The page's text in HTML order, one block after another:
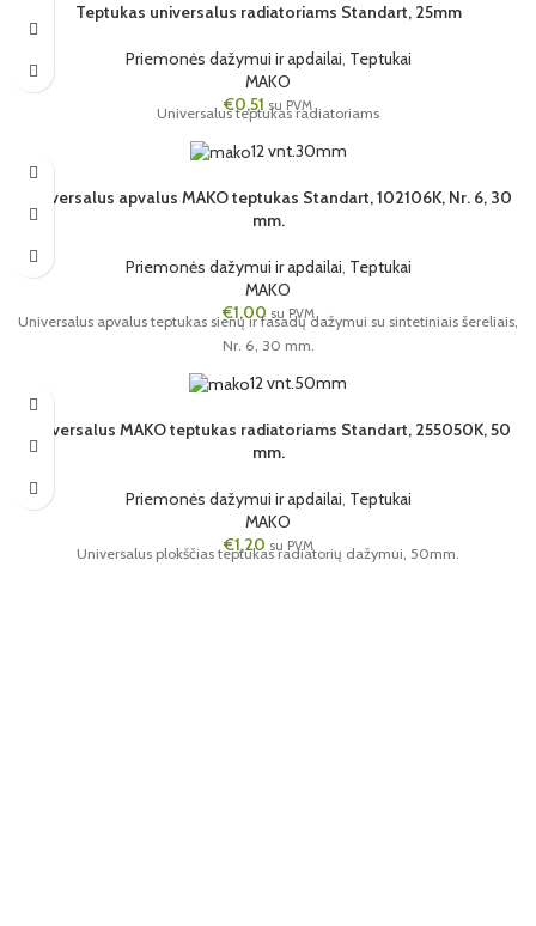
Teptukas universalus radiatoriams Standart, 25mm
Priemonės dažymui ir apdailai, Teptukai
MAKO
€0,51 su PVM
Universalus teptukas radiatoriams
12 vnt.30mm
Universalus apvalus MAKO teptukas Standart, 102106K, Nr. 6, 30
mm.
Priemonės dažymui ir apdailai, Teptukai
MAKO
€1,00 su PVM
Universalus apvalus teptukas sienų ir fasadų dažymui su sintetiniais šereliais,
Nr. 6, 30 mm.
12 vnt.50mm
Universalus MAKO teptukas radiatoriams Standart, 255050K, 50
mm.
Priemonės dažymui ir apdailai, Teptukai
MAKO
€1,20 su PVM
Universalus plokščias teptukas radiatorių dažymui, 50mm.